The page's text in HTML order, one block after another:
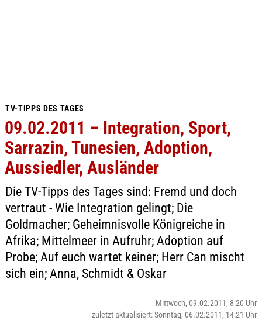
TV-TIPPS DES TAGES
09.02.2011 – Integration, Sport,
Sarrazin, Tunesien, Adoption,
Aussiedler, Ausländer
Die TV-Tipps des Tages sind: Fremd und doch
vertraut - Wie Integration gelingt; Die
Goldmacher; Geheimnisvolle Königreiche in
Afrika; Mittelmeer in Aufruhr; Adoption auf
Probe; Auf euch wartet keiner; Herr Can mischt
sich ein; Anna, Schmidt & Oskar
Mittwoch, 09.02.2011, 8:20 Uhr
zuletzt aktualisiert: Sonntag, 06.02.2011, 14:21 Uhr